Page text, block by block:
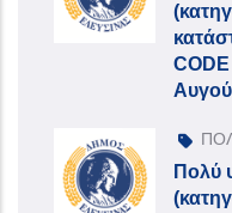
Πολύ